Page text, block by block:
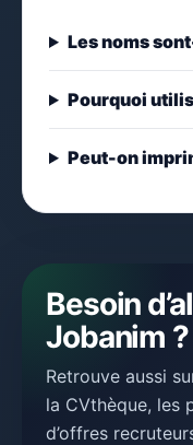
Les noms
Pourquoi
Peut-on
Besoin
Jobanim ?
Retrouve aussi
la CVthèque, les
d’offres